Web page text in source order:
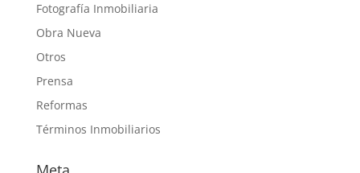
Fotografía Inmobiliaria
Obra Nueva
Otros
Prensa
Reformas
Términos Inmobiliarios